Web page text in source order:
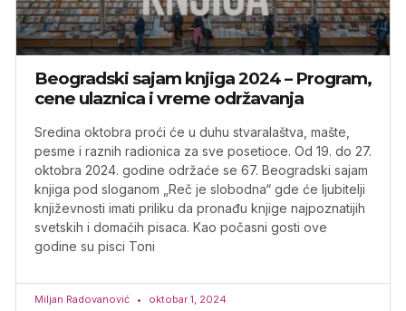
Beogradski sajam knjiga 2024 – Program,
cene ulaznica i vreme održavanja
Sredina oktobra proći će u duhu stvaralaštva, mašte,
pesme i raznih radionica za sve posetioce. Od 19. do 27.
oktobra 2024. godine održaće se 67. Beogradski sajam
knjiga pod sloganom „Reč je slobodna“ gde će ljubitelji
književnosti imati priliku da pronađu knjige najpoznatijih
svetskih i domaćih pisaca. Kao počasni gosti ove
godine su pisci Toni
Miljan Radovanović oktobar 1, 2024